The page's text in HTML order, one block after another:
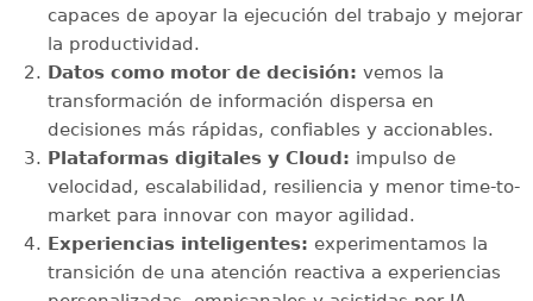
capaces de apoyar la ejecución del trabajo y mejorar
la productividad.
Datos como motor de decisión: vemos la
transformación de información dispersa en
decisiones más rápidas, confiables y accionables.
Plataformas digitales y Cloud: impulso de
velocidad, escalabilidad, resiliencia y menor time-to-
market para innovar con mayor agilidad.
Experiencias inteligentes: experimentamos la
transición de una atención reactiva a experiencias